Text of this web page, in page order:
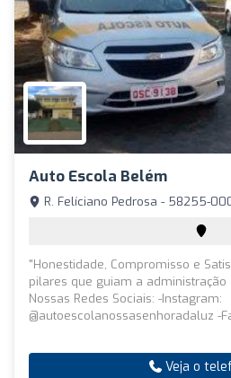
Auto Escola Belém
R. Felíciano Pedrosa - 58255-
"Honestidade, Compromisso e
pilares que guiam a
Nossas Redes Sociais: -Instagram:
@autoescolanossasenhoradaluz -
Veja o